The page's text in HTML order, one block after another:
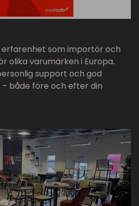
erfarenhet som importör och
olika varumärken i Europa.
support och god
både före och efter din